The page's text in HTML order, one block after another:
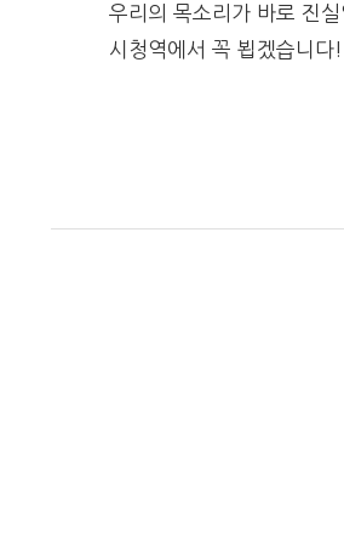
우리의 목소리가 바로 진
시청역에서 꼭 뵙겠습니다!